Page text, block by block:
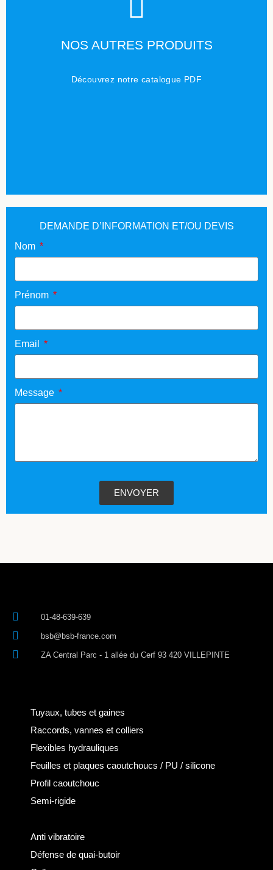
NOS AUTRES PRODUITS
Découvrez notre catalogue PDF
TÉLÉCHARGER
DEMANDE D’INFORMATION ET/OU DEVIS
Nom
Prénom
Email
Message
ENVOYER
01-48-639-639
bsb@bsb-france.com
ZA Central Parc - 1 allée du Cerf 93 420 VILLEPINTE
Tuyaux, tubes et gaines
Raccords, vannes et colliers
Flexibles hydrauliques
Feuilles et plaques caoutchoucs / PU / silicone
Profil caoutchouc
Semi-rigide
Anti vibratoire
Défense de quai-butoir